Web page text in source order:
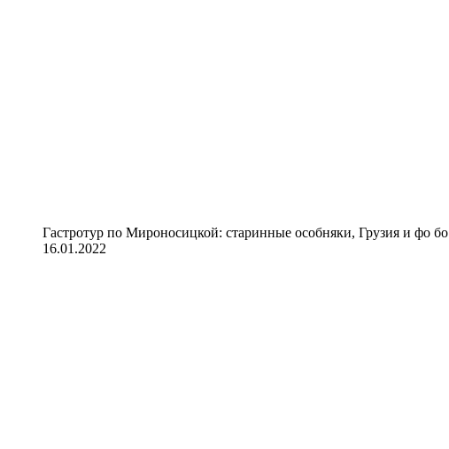
Гастротур по Мироносицкой: старинные особняки, Грузия и фо бо
16.01.2022